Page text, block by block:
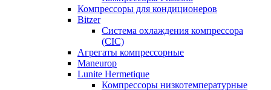
Компрессоры для кондиционеров
Bitzer
Система охлаждения компрессора
(CIC)
Агрегаты компрессорные
Maneurop
Lunite Hermetique
Компрессоры низкотемпературные